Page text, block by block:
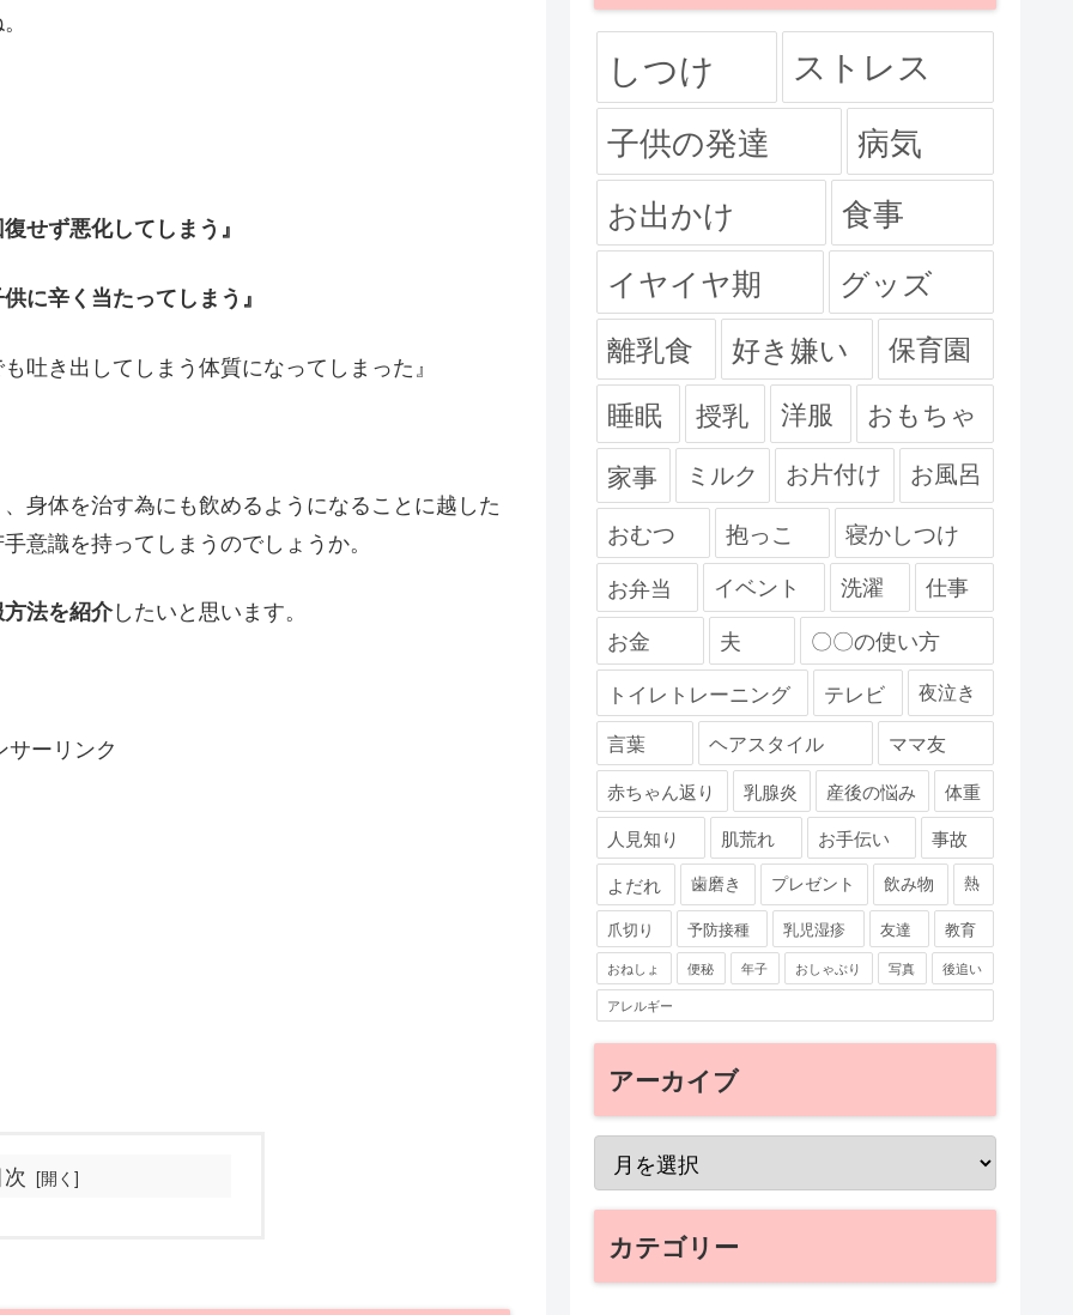
せず悪化してしまう』
に辛く当たってしまう』
吐き出してしまう体質になってしまった』
身体を治す為にも飲めるようになることに越した
意識を持ってしまうのでしょうか。
法を紹介したいと思います。
サーリンク
しつけ ストレス
子供の発達 病気
お出かけ 食事
イヤイヤ期 グッズ
離乳食 好き嫌い
保育園
睡眠
授乳 洋服 おもちゃ
家事 ミルク お片付け お風呂
おむつ 抱っこ 寝かしつけ
お弁当 イベント 洗濯
仕事
お金
夫
〇〇の使い方
トイレトレーニング
テレビ
夜泣き
言葉
ヘアスタイル ママ友
赤ちゃん返り 乳腺炎 産後の悩み
体重
人見知り
肌荒れ お手伝い
事故
よだれ
歯磨き プレゼント 飲み物 熱
爪切り 予防接種 乳児湿疹 友達 教育
おねしょ 便秘 年子 おしゃぶり 写真 後追い
アレルギー
アーカイブ
カテゴリー